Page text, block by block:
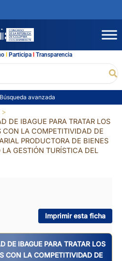
l Participal Transparencia
Búsqueda avanzada
DE IBAGUE PARA TRATAR LOS
CON LA COMPETITIVIDAD DE
PRODUCTORA DE BIENES
GESTIÓN TURÍSTICA DEL
Imprimir esta ficha
DE IBAGUE PARA TRATAR LOS
CON LA COMPETITIVIDAD DE